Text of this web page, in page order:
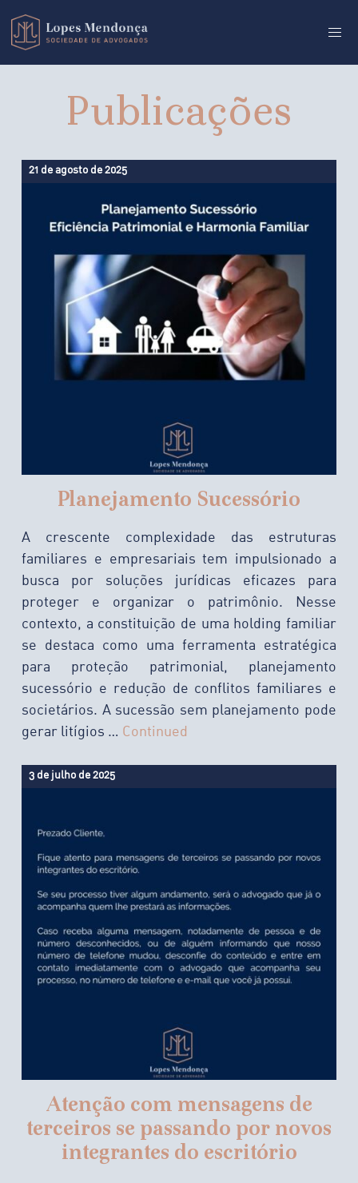
Publicações
21 de agosto de 2025
Planejamento Sucessório
A crescente complexidade das estruturas
familiares e empresariais tem impulsionado a
busca por soluções jurídicas eficazes para
proteger e organizar o patrimônio. Nesse
contexto, a constituição de uma holding familiar
se destaca como uma ferramenta estratégica
para proteção patrimonial, planejamento
sucessório e redução de conflitos familiares e
societários. A sucessão sem planejamento pode
gerar litígios … Continued
3 de julho de 2025
Atenção com mensagens de
terceiros se passando por novos
integrantes do escritório